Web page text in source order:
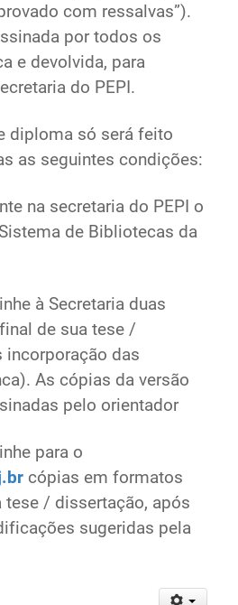
com ressalvas”).
por todos os
e devolvida, para
do PEPI.
diploma só será feito
as seguintes condições:
na secretaria do PEPI o
de Bibliotecas da
à Secretaria duas
de sua tese /
incorporação das
As cópias da versão
pelo orientador
para o
cópias em formatos
tese / dissertação, após
sugeridas pela